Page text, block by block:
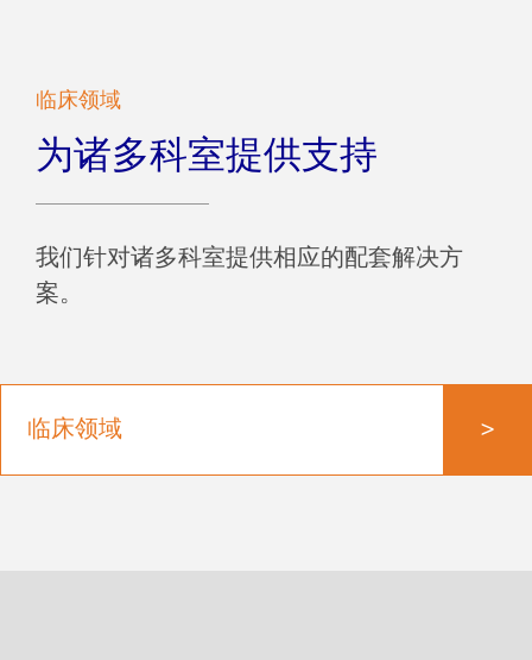
临床领域
为诸多科室提供支持
我们针对诸多科室提供相应的配套解决方
案。
临床领域 >